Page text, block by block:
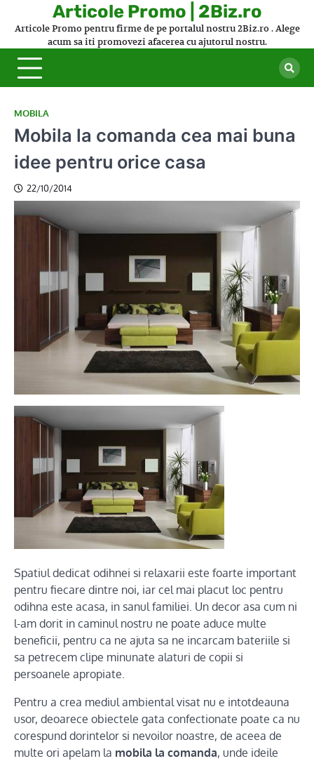
Articole Promo | 2Biz.ro
Articole Promo pentru firme de pe portalul nostru 2Biz.ro . Alege
acum sa iti promovezi afacerea cu ajutorul nostru.
MOBILA
Mobila la comanda cea mai buna
idee pentru orice casa
22/10/2014
Spatiul dedicat odihnei si relaxarii este foarte important
pentru fiecare dintre noi, iar cel mai placut loc pentru
odihna este acasa, in sanul familiei. Un decor asa cum ni
l-am dorit in caminul nostru ne poate aduce multe
beneficii, pentru ca ne ajuta sa ne incarcam bateriile si
sa petrecem clipe minunate alaturi de copii si
persoanele apropiate.
Pentru a crea mediul ambiental visat nu e intotdeauna
usor, deoarece obiectele gata confectionate poate ca nu
corespund dorintelor si nevoilor noastre, de aceea de
multe ori apelam la mobila la comanda, unde ideile